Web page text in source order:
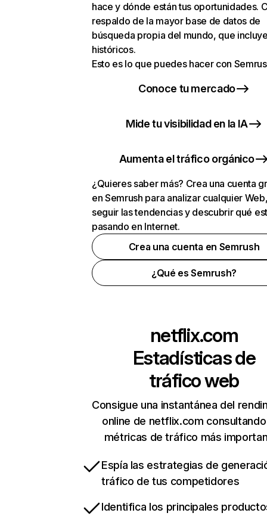
hace y dónde están tus oportunidades.
respaldo de la mayor base de datos de
búsqueda propia del mundo, que
históricos.
Esto es lo que puedes hacer con
Conoce tu mercado
Mide tu visibilidad en la IA
Aumenta el tráfico orgánico
¿Quieres saber más? Crea una cuenta
en Semrush para analizar cualquier
seguir las tendencias y descubrir qué
pasando en Internet.
Crea una cuenta en Semrush
¿Qué es Semrush?
netflix.com
Estadísticas de
tráfico web
Consigue una instantánea del
online de netflix.com
métricas de tráfico más
Espía las estrategias de
tráfico de tus competidores
Identifica los principales